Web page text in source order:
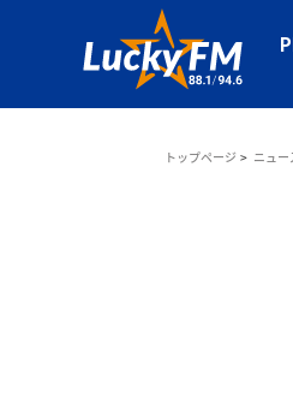
トップページ ニュー